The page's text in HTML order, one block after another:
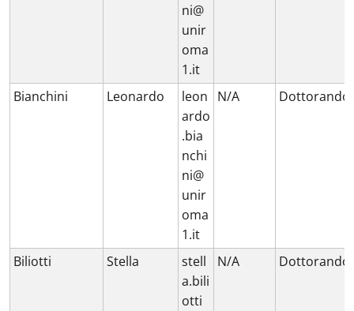
ni@
unir
oma
1.it
Bianchini Leonardo
leon
ardo
.bia
nchi
ni@
unir
oma
1.it
N/A Dottorando
Biliotti Stella
stell
a.bili
otti
N/A Dottorando